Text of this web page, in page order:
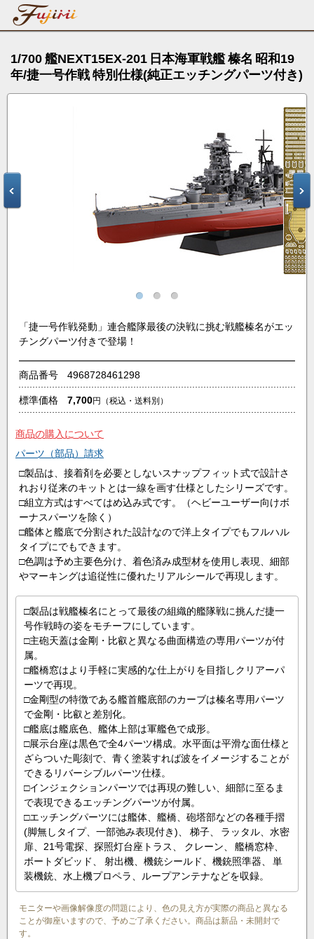
1/700 艦NEXT15EX-201 日本海軍戦艦 榛名 昭和19
年/捷一号作戦 特別仕様(純正エッチングパーツ付き)
「捷一号作戦発動」連合艦隊最後の決戦に挑む戦艦榛名がエッ
チングパーツ付きで登場！
商品番号 4968728461298
標準価格 7,700円 （税込・送料別）
商品の購入について
パーツ（部品）請求
□製品は、接着剤を必要としないスナップフィット式で設計さ
れおり従来のキットとは一線を画す仕様としたシリーズです。
□組立方式はすべてはめ込み式です。（ヘビーユーザー向けボ
ーナスパーツを除く）
□艦体と艦底で分割された設計なので洋上タイプでもフルハル
タイプにでもできます。
□色調は予め主要色分け、着色済み成型材を使用し表現、細部
やマーキングは追従性に優れたリアルシールで再現します。
□製品は戦艦榛名にとって最後の組織的艦隊戦に挑んだ捷一
号作戦時の姿をモチーフにしています。
□主砲天蓋は金剛・比叡と異なる曲面構造の専用パーツが付
属。
□艦橋窓はより手軽に実感的な仕上がりを目指しクリアーパ
ーツで再現。
□金剛型の特徴である艦首艦底部のカーブは榛名専用パーツ
で金剛・比叡と差別化。
□艦底は艦底色、艦体上部は軍艦色で成形。
□展示台座は黒色で全4パーツ構成。水平面は平滑な面仕様と
ざらついた彫刻で、青く塗装すれば波をイメージすることが
できるリバーシブルパーツ仕様。
□インジェクションパーツでは再現の難しい、細部に至るま
で表現できるエッチングパーツが付属。
□エッチングパーツには艦体、艦橋、砲塔部などの各種手摺
(脚無しタイプ、一部弛み表現付き)、 梯子、 ラッタル、水密
扉、21号電探、探照灯台座トラス、 クレーン、 艦橋窓枠、
ボートダビッド、 射出機、機銃シールド、機銃照準器、 単
装機銃、水上機プロペラ、ループアンテナなどを収録。
モニターや画像解像度の問題により、色の見え方が実際の商品と異なる
ことが御座いますので、予めご了承ください。商品は新品・未開封で
す。